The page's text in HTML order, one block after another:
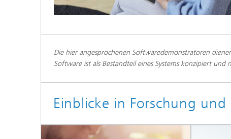
Die hier angesprochenen Softwaredemonstratoren
Software ist als Bestandteil eines Systems konzipiert
Einblicke in Forschung und